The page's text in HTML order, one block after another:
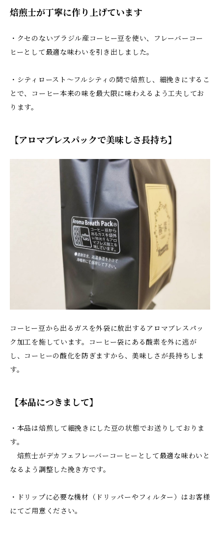
焙煎士が丁寧に作り上げています
・クセのないブラジル産コーヒー豆を使い、フレーバーコー
ヒーとして最適な味わいを引き出しました。
・シティロースト～フルシティの間で焙煎し、細挽きにするこ
とで、コーヒー本来の味を最大限に味わえるよう工夫してお
ります。
【アロマブレスパックで美味しさ長持ち】
コーヒー豆から出るガスを外袋に放出するアロマブレスパッ
ク加工を施しています。コーヒー袋にある酸素を外に逃が
し、コーヒーの酸化を防ぎますから、美味しさが長持ちしま
す。
【本品につきまして】
・本品は焙煎して細挽きにした豆の状態でお送りしておりま
す。
焙煎士がデカフェフレーバーコーヒーとして最適な味わいと
なるよう調整した挽き方です。
・ドリップに必要な機材（ドリッパーやフィルター）はお客様
にてご用意ください。